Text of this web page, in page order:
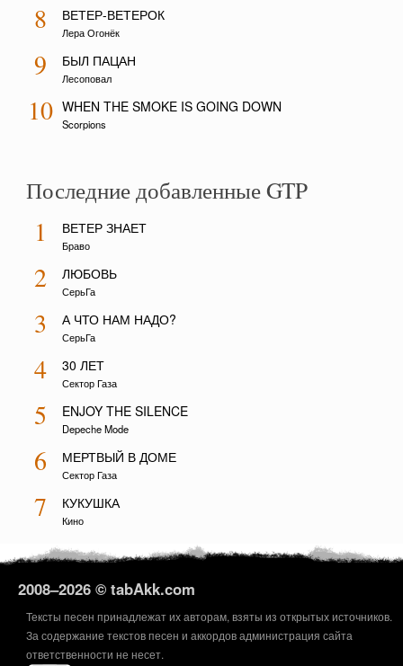
8 ВЕТЕР-ВЕТЕРОК
Лера Огонёк
9 БЫЛ ПАЦАН
Лесоповал
10 WHEN THE SMOKE IS GOING DOWN
Scorpions
Последние добавленные GTP
1 ВЕТЕР ЗНАЕТ
Браво
2 ЛЮБОВЬ
СерьГа
3 А ЧТО НАМ НАДО?
СерьГа
4 30 ЛЕТ
Сектор Газа
5 ENJOY THE SILENCE
Depeche Mode
6 МЕРТВЫЙ В ДОМЕ
Сектор Газа
7 КУКУШКА
Кино
2008–2026 © tabAkk.com
Тексты песен принадлежат их авторам, взяты из открытых источников.
За содержание текстов песен и аккордов администрация сайта
ответственности не несет.